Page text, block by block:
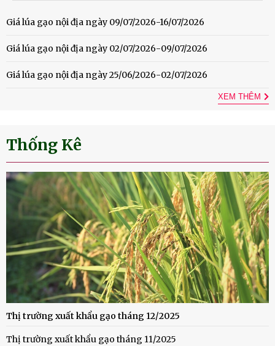
Giá lúa gạo nội địa ngày 09/07/2026-16/07/2026
Giá lúa gạo nội địa ngày 02/07/2026-09/07/2026
Giá lúa gạo nội địa ngày 25/06/2026-02/07/2026
XEM THÊM
Thống Kê
Thị trường xuất khẩu gạo tháng 12/2025
Thị trường xuất khẩu gạo tháng 11/2025